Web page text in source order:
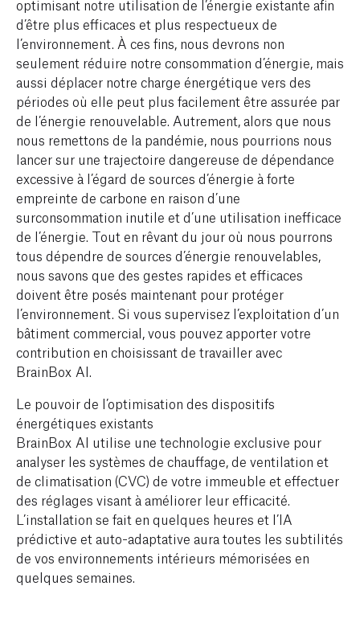
optimisant notre utilisation de l’énergie existante afin
d’être plus efficaces et plus respectueux de
l’environnement. À ces fins, nous devrons non
seulement réduire notre consommation d’énergie, mais
aussi déplacer notre charge énergétique vers des
périodes où elle peut plus facilement être assurée par
de l’énergie renouvelable. Autrement, alors que nous
nous remettons de la pandémie, nous pourrions nous
lancer sur une trajectoire dangereuse de dépendance
excessive à l’égard de sources d’énergie à forte
empreinte de carbone en raison d’une
surconsommation inutile et d’une utilisation inefficace
de l’énergie. Tout en rêvant du jour où nous pourrons
tous dépendre de sources d’énergie renouvelables,
nous savons que des gestes rapides et efficaces
doivent être posés maintenant pour protéger
l’environnement. Si vous supervisez l’exploitation d’un
bâtiment commercial, vous pouvez apporter votre
contribution en choisissant de travailler avec
BrainBox AI.
Le pouvoir de l’optimisation des dispositifs
énergétiques existants
BrainBox AI utilise une technologie exclusive pour
analyser les systèmes de chauffage, de ventilation et
de climatisation (CVC) de votre immeuble et effectuer
des réglages visant à améliorer leur efficacité.
L’installation se fait en quelques heures et l’IA
prédictive et auto-adaptative aura toutes les subtilités
de vos environnements intérieurs mémorisées en
quelques semaines.